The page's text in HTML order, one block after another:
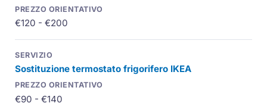
€120 - €200
Sostituzione termostato frigorifero IKEA
€90 - €140